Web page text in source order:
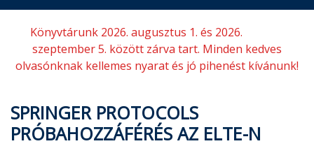
Könyvtárunk 2026. augusztus 1. és 2026.
szeptember 5. között zárva tart. Minden kedves
olvasónknak kellemes nyarat és jó pihenést kívánunk!
SPRINGER PROTOCOLS
PRÓBAHOZZÁFÉRÉS AZ ELTE-N